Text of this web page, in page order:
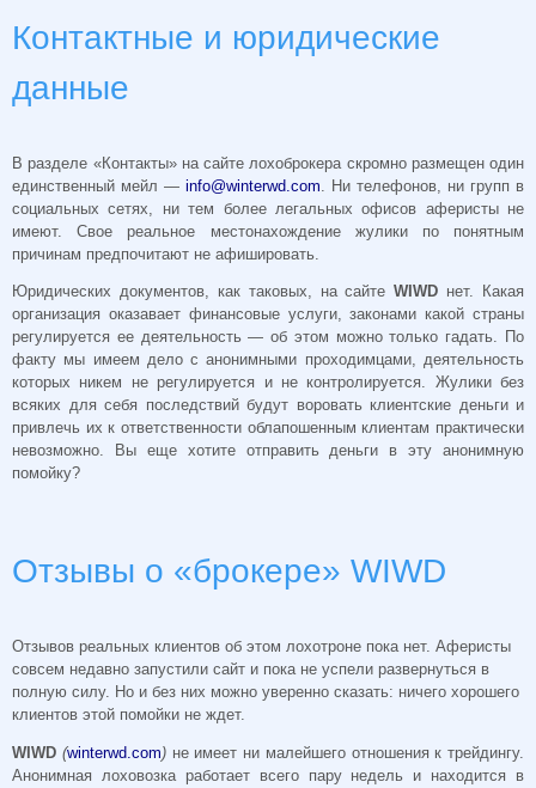
Контактные и юридические
данные
В разделе «Контакты» на сайте лохоброкера скромно размещен один
единственный мейл — info@winterwd.com . Ни телефонов, ни групп в
социальных сетях, ни тем более легальных офисов аферисты не
имеют. Свое реальное местонахождение жулики по понятным
причинам предпочитают не афишировать.
Юридических документов, как таковых, на сайтеWIWD нет. Какая
организация оказавает финансовые услуги, законами какой страны
регулируется ее деятельность — об этом можно только гадать. По
факту мы имеем дело с анонимными проходимцами, деятельность
которых никем не регулируется и не контролируется. Жулики без
всяких для себя последствий будут воровать клиентские деньги и
привлечь их к ответственности облапошенным клиентам практически
невозможно. Вы еще хотите отправить деньги в эту анонимную
помойку?
Отзывы о «брокере» WIWD
Отзывов реальных клиентов об этом лохотроне пока нет. Аферисты
совсем недавно запустили сайт и пока не успели развернуться в
полную силу. Но и без них можно уверенно сказать: ничего хорошего
клиентов этой помойки не ждет.
WIWD (winterwd.com) не имеет ни малейшего отношения к трейдингу.
Анонимная лоховозка работает всего пару недель и находится в